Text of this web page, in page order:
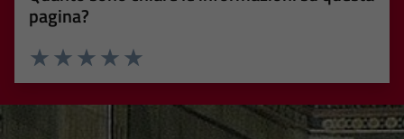
pagina?
Valuta 5 stelle su 5
Valuta 4 stelle su 5
Valuta 3 stelle su 5
Valuta 2 stelle su 5
Valuta 1 stelle su 5